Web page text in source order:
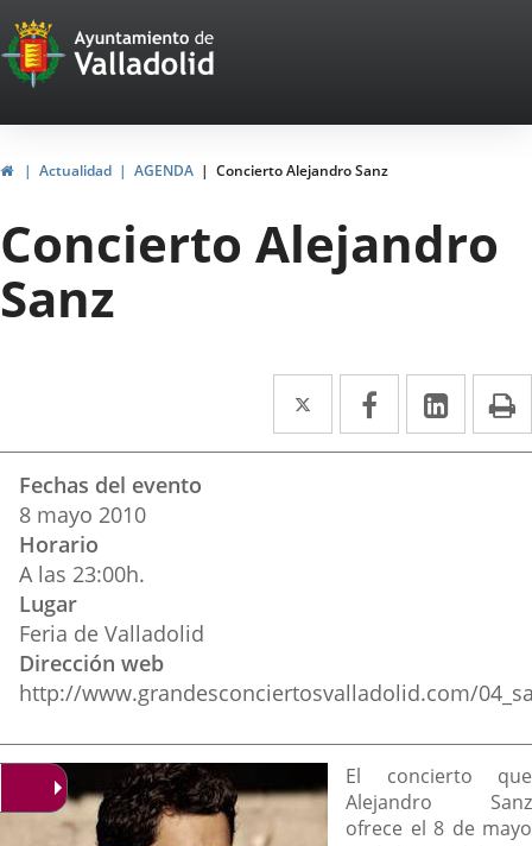
Portal
Web
del
Ayuntamiento
de
Valladolid
InicioActualidad AGENDA Concierto Alejandro Sanz
Concierto Alejandro
Sanz
Twitter
Enlace
a
Facebook
Enlace
a
Enlace
a
del
evento
Fechas del evento
8 mayo 2010
Horario
A las 23:00h.
Lugar
Feria de Valladolid
Dirección web
http://www.grandesconciertosvalladolid.com/
Descripción
El concierto que
Alejandro Sanz
ofrece el 8 de mayo